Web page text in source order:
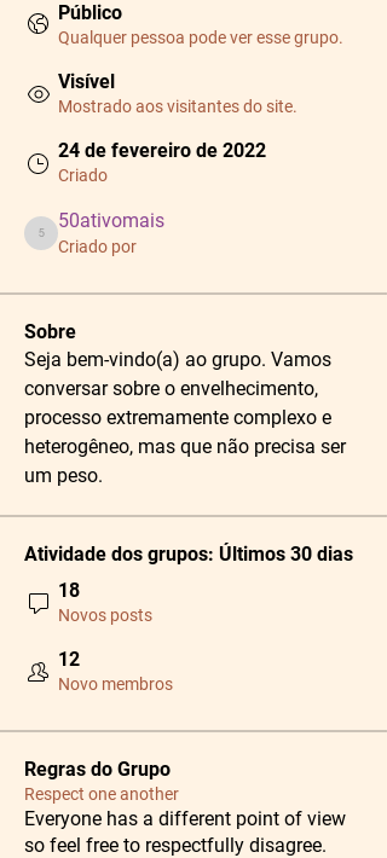
Público
Qualquer pessoa pode ver esse grupo.
Visível
Mostrado aos visitantes do site.
24 de fevereiro de 2022
Criado
50ativomais
50ativomais
Criado por
Sobre
Seja bem-vindo(a) ao grupo. Vamos
conversar sobre o envelhecimento,
processo extremamente complexo e
heterogêneo, mas que não precisa ser
um peso.
Atividade dos grupos: Últimos 30 dias
18
Novos posts
12
Novo membros
Regras do Grupo
Respect one another
Everyone has a different point of view
so feel free to respectfully disagree.